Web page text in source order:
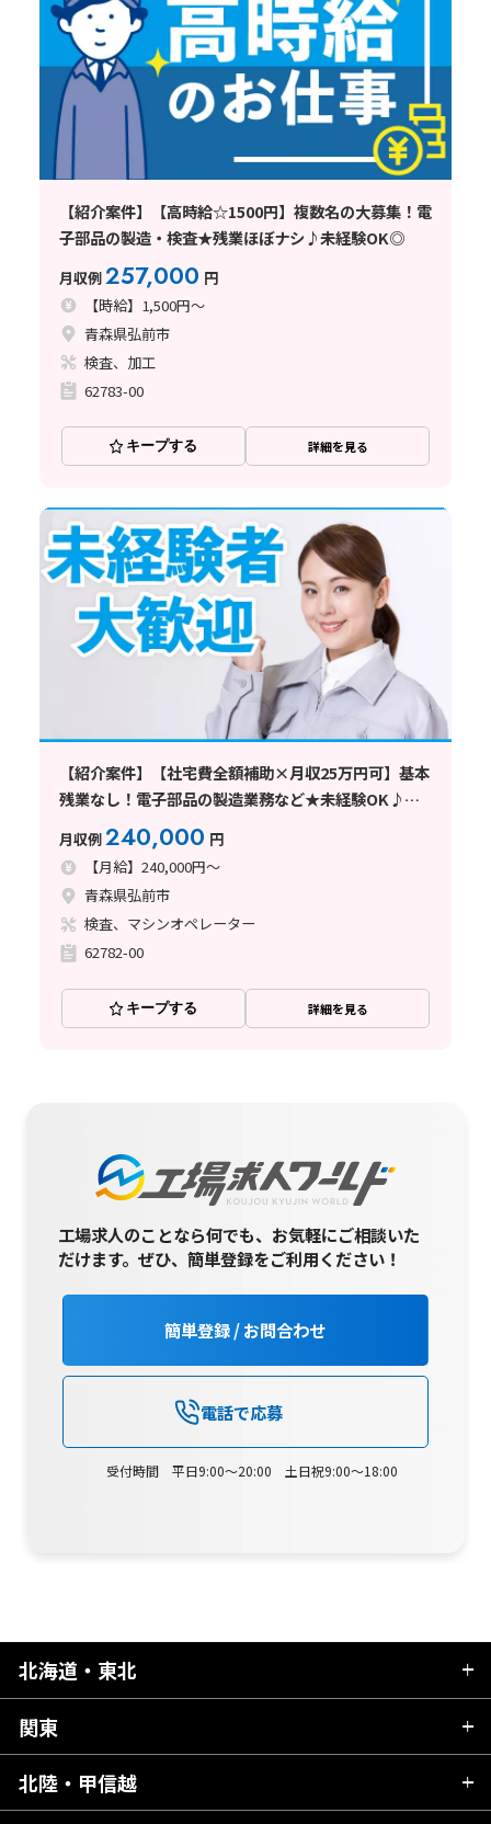
【紹介案件】【高時給☆1500円】複数名の大募集！電
子部品の製造・検査★残業ほぼナシ♪未経験OK◎
月収例257,000 円
【時給】1,500円～
青森県弘前市
検査、加工
62783-00
キープする 詳細を見る
【紹介案件】【社宅費全額補助×月収25万円可】基本
残業なし！電子部品の製造業務など★未経験OK♪車
月収例240,000 円
【月給】240,000円～
青森県弘前市
検査、マシンオペレーター
62782-00
キープする 詳細を見る
工場求人のことなら何でも、お気軽にご相談いた
だけます。ぜひ、簡単登録をご利用ください！
簡単登録 / お問合わせ
電話で応募
受付時間 平日9:00～20:00 土日祝9:00～18:00
北海道・東北
北海道
青森県
関東
茨城県
北陸・甲信越